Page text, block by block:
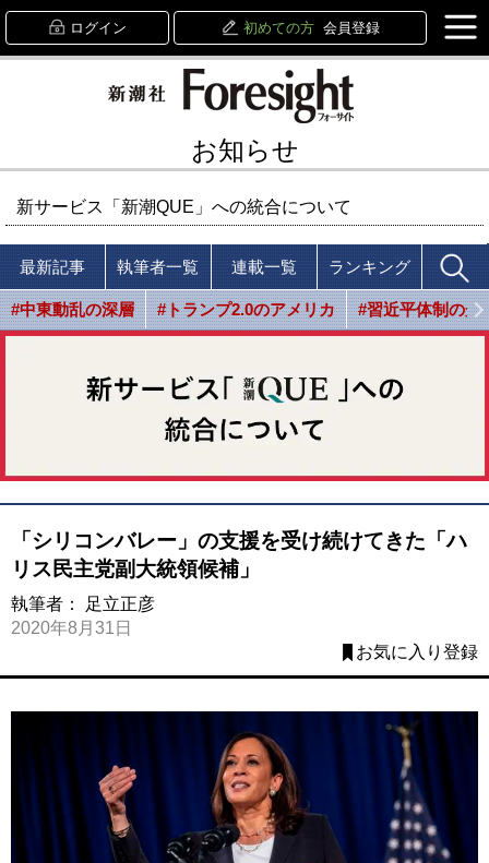
ログイン 初めての方 会員登録
お知らせ
新サービス「新潮QUE」への統合について
最新記事 執筆者一覧 連載一覧 ランキング
#中東動乱の深層 #トランプ2.0のアメリカ #習近平体制の光
「シリコンバレー」の支援を受け続けてきた「ハ
リス民主党副大統領候補」
執筆者：
足立正彦
2020年8月31日
お気に入り登録